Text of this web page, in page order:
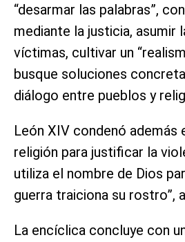
“desarmar las palabras”,
mediante la justicia, asumir
víctimas, cultivar un
busque soluciones
diálogo entre pueblos y
León XIV condenó además
religión para justificar la
utiliza el nombre de Dios
guerra traiciona su rostro”,
La encíclica concluye con